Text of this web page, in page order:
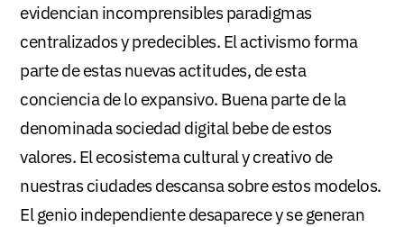
evidencian incomprensibles paradigmas
centralizados y predecibles. El activismo forma
parte de estas nuevas actitudes, de esta
conciencia de lo expansivo. Buena parte de la
denominada sociedad digital bebe de estos
valores. El ecosistema cultural y creativo de
nuestras ciudades descansa sobre estos modelos.
El genio independiente desaparece y se generan